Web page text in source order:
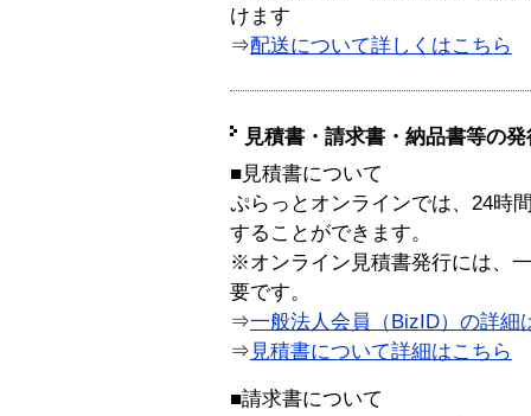
けます
⇒配送について詳しくはこちら
見積書・請求書・納品書等の
■見積書について
ぷらっとオンラインでは、24時
することができます。
※オンライン見積書発行には、
要です。
⇒一般法人会員（BizID）の詳細
⇒ 見積書について詳細はこちら
■請求書について